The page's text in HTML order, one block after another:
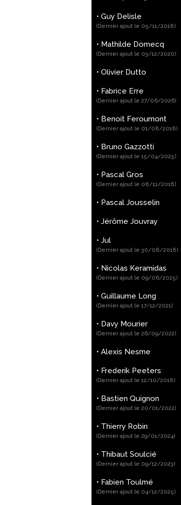
• Guy Delisle
(Dernier ajout le 05/11/2018)
• Mathilde Domecq
(Dernier ajout le 03/12/2020)
• Olivier Dutto
• Fabrice Erre
(Dernier ajout le 27/06/2026)
• Benoit Feroumont
(Dernier ajout le 01/08/2018)
• Bruno Gazzotti
(Dernier ajout le 15/04/2025)
• Pascal Gros
(Dernier ajout le 08/11/2018)
• Pascal Jousselin
• Jérôme Jouvray
• Jul
(Dernier ajout le 30/08/2018)
• Nicolas Keramidas
(Dernier ajout le 09/06/2025)
• Guillaume Long
(Dernier ajout le 17/12/2021)
• Davy Mourier
(Dernier ajout le 26/09/2022)
• Alexis Nesme
• Frederik Peeters
(Dernier ajout le 12/10/2018)
• Bastien Quignon
(Dernier ajout le 20/01/2022)
• Thierry Robin
(Dernier ajout le 29/01/2024)
• Thibaut Soulcié
(Dernier ajout le 09/12/2023)
• Fabien Toulmé
(Dernier ajout le 04/12/2025)